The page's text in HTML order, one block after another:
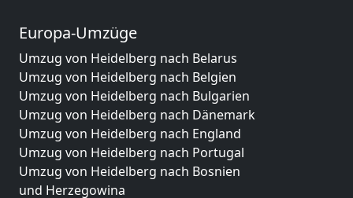
Europa-Umzüge
Umzug von Heidelberg nach Belarus
Umzug von Heidelberg nach Belgien
Umzug von Heidelberg nach Bulgarien
Umzug von Heidelberg nach Dänemark
Umzug von Heidelberg nach England
Umzug von Heidelberg nach Portugal
Umzug von Heidelberg nach Bosnien
und Herzegowina